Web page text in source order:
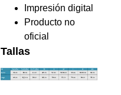
Impresión digital
Producto no
oficial
Tallas